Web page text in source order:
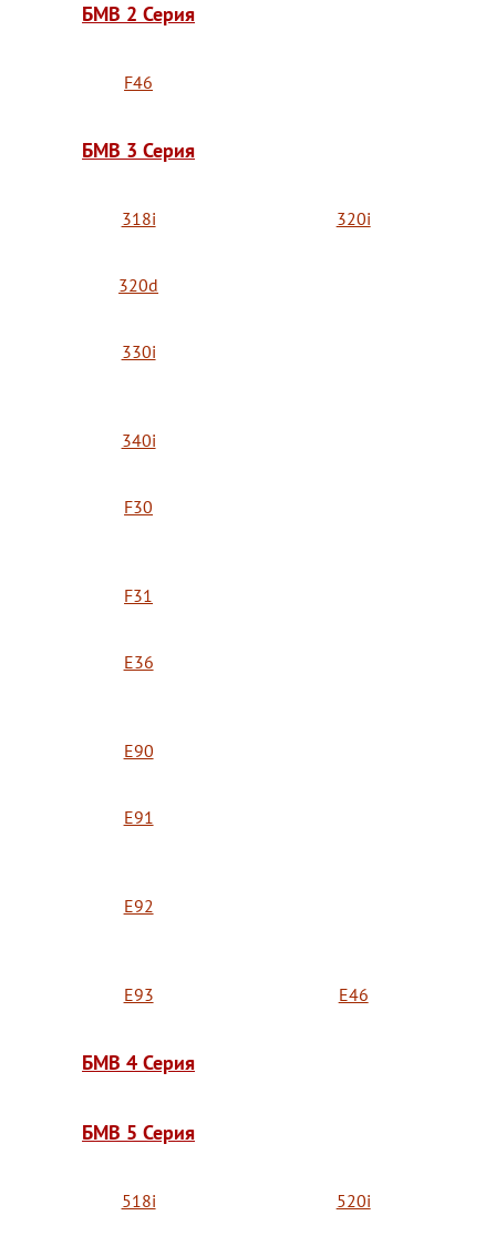
БМВ 2 Серия
F46
БМВ 3 Серия
318i 320i
320d
330i
340i
F30
F31
E36
E90
E91
E92
E93 E46
БМВ 4 Серия
БМВ 5 Серия
518i 520i